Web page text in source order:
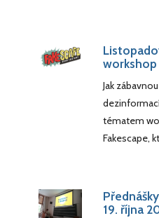
workshop
Jak
tématem
Fakescape,
19. října